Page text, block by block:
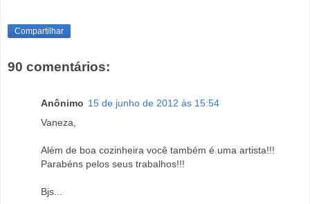
Compartilhar
90 comentários:
Anônimo 15 de junho de 2012 às 15:54
Vaneza,
Além de boa cozinheira você também é uma artista!!!
Parabéns pelos seus trabalhos!!!
Bjs...